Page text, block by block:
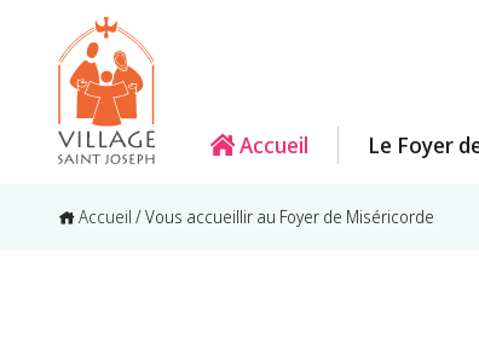
Accueil Le Foyer
Accueil /Vous accueillir au Foyer de Miséricorde